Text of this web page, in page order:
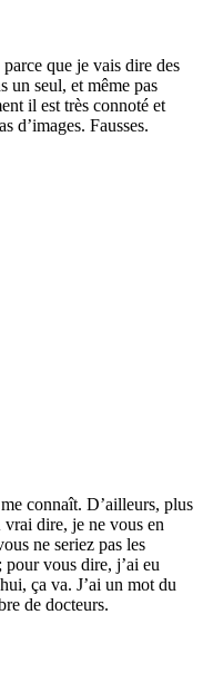
que je vais dire des
un seul, et même pas
il est très connoté et
d’images. Fausses.
connaît. D’ailleurs, plus
dire, je ne vous en
ne seriez pas les
vous dire, j’ai eu
ça va. J’ai un mot du
de docteurs.